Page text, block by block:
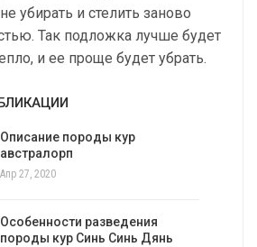
убирать и стелить заново
Так подложка лучше будет
и ее проще будет убрать.
Описание породы кур
австралорп
Апр 27, 2020
Особенности разведения
породы кур Синь Синь Дянь